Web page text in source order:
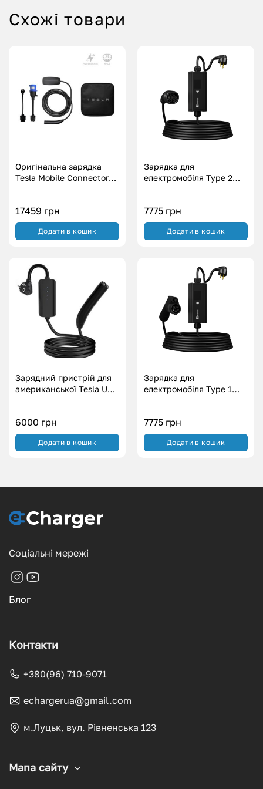
Схожі товари
Оригінальна зарядка
Tesla Mobile Connector
17459 грн
Додати в кошик
Зарядка для
електромобіля Type 2
кВт.|16А)
7775 грн
Додати в кошик
Зарядний пристрій для
американської Tesla USA
6000 грн
Додати в кошик
Зарядка для
електромобіля Type 1
кВт.|16А)
7775 грн
Додати в кошик
Соціальні мережі
Блог
Контакти
+380(96) 710-9071
echargerua@gmail.com
м.Луцьк, вул. Рівненська 123
Мапа сайту